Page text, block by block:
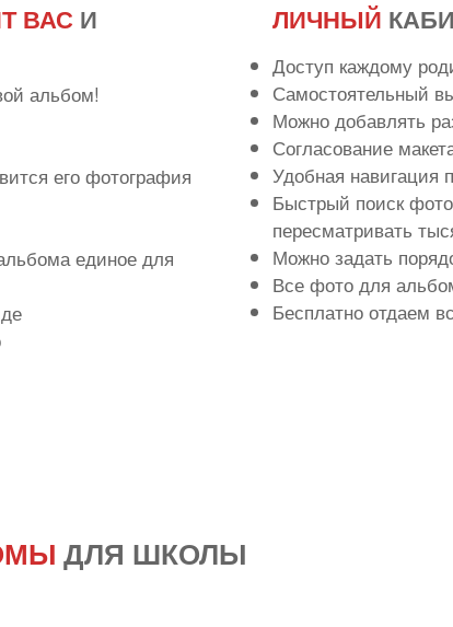
ВАС И
альбом!
его фотография
единое для
ЛИЧНЫЙ
Доступ каждому
Самостоятельный
Можно добавлять
Согласование
Удобная навигация
Быстрый поиск
пересматривать
Можно задать
Все фото для
Бесплатно отдаем
ДЛЯ ШКОЛЫ